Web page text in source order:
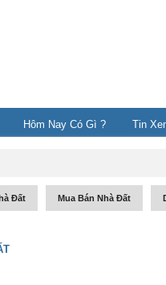
Hôm Nay Có Gì ? Tin
Đất Mua Bán Nhà Đất